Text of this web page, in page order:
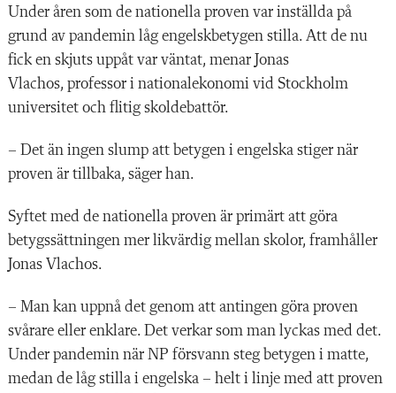
Under åren som de nationella proven var inställda på
grund av pandemin låg ­engelskbetygen stilla. Att de nu
fick en skjuts uppåt var väntat, menar Jonas
Vlachos, professor i nationalekonomi vid Stockholm
universitet och flitig skoldebattör.
– Det än ingen slump att betygen i engelska stiger när
proven är tillbaka, säger han.
Syftet med de nationella proven är primärt att göra
betygssättningen mer likvärdig mellan skolor, framhåller
Jonas Vlachos.
– Man kan uppnå det genom att antingen göra proven
svårare eller enklare. Det verkar som man lyckas med det.
Under pandemin när NP försvann steg betygen i matte,
medan de låg stilla i engelska – helt i linje med att proven